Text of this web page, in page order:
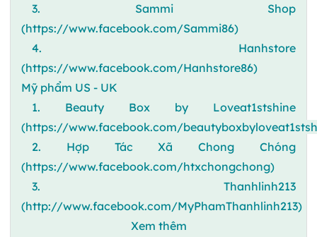
3. Sammi Shop
(https://www.facebook.com/Sammi86)
4. Hanhstore
(https://www.facebook.com/Hanhstore86)
Mỹ phẩm US - UK
1. Beauty Box by Loveat1stshine
(https://www.facebook.com/
2. Hợp Tác Xã Chong Chóng
(https://www.facebook.com/htxchongchong)
3. Thanhlinh213
(http://www.facebook.com/MyPhamThanhlinh213)
Xem thêm